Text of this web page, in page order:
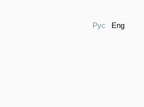
Рус Eng